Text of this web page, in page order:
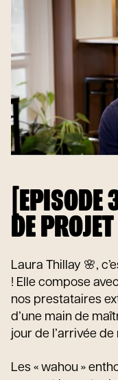
[EPISODE
DE
Laura Thillay 🌸,
! Elle compose
nos prestataires
d’une main de
jour de l’arrivée de
Les « wahou »